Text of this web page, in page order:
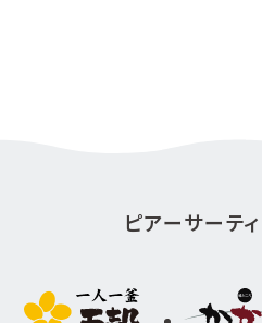
ピアーサーテ